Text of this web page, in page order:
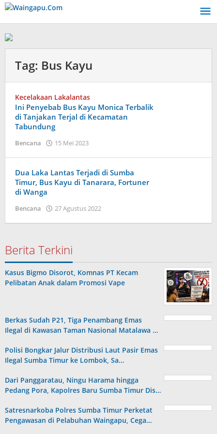
Lewati
konten
Tag: Bus Kayu
Kecelakaan Lakalantas
Ini Penyebab Bus Kayu Monica Terbalik
di Tanjakan Terjal di Kecamatan
Tabundung
Bencana 15 Mei 2023
Dua Laka Lantas Terjadi di Sumba
Timur, Bus Kayu di Tanarara, Fortuner
di Wanga
Bencana 27 Agustus 2022
Berita Terkini
Kasus Bigmo Disorot, Komnas PT Kecam
Pelibatan Anak dalam Promosi Vape
Berkas Sudah P21, Tiga Penambang Emas
Ilegal di Kawasan Taman Nasional Matalawa …
Polisi Bongkar Jalur Distribusi Laut Pasir Emas
Ilegal Sumba Timur ke Lombok, Sa…
Dari Panggaratau, Ningu Harama hingga
Pedang Pora, Kapolres Baru Sumba Timur Dis…
Satresnarkoba Polres Sumba Timur Perketat
Pengawasan di Pelabuhan Waingapu, Cega…